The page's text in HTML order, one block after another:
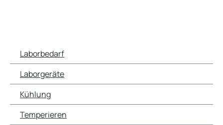
Laborbedarf
Laborgeräte
Kühlung
Temperieren